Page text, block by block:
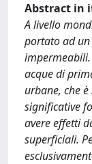
Abstract in
A livello
portato ad un
acque di
urbane, che
significative
avere effetti
superficiali.